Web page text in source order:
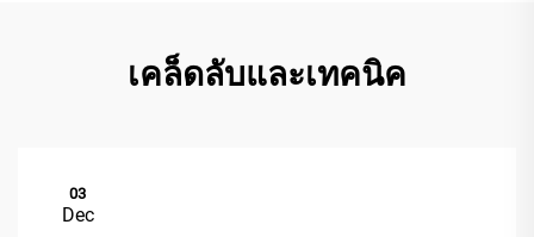
เคล็ดลับและเทคนิค
03
Dec